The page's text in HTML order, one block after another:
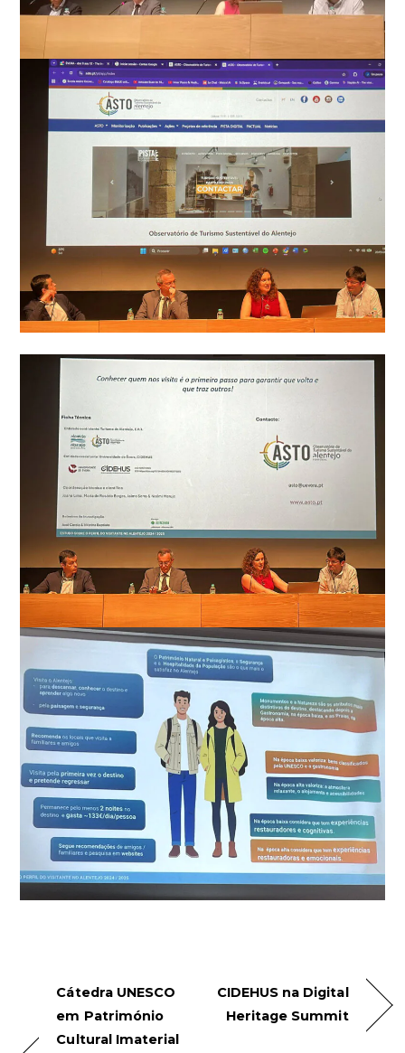
Cátedra UNESCO
em Património
Cultural Imaterial
CIDEHUS na Digital
Heritage Summit